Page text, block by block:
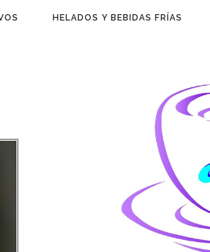
HELADOS Y BEBIDAS FRÍAS